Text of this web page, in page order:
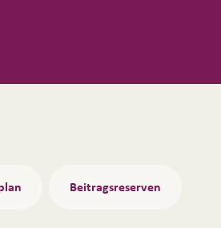
Beitragsreserven